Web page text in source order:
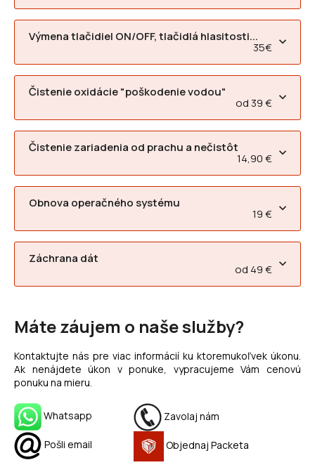
Výmena tlačidiel ON/OFF, tlačidlá hlasitosti...
35€
Čistenie oxidácie "poškodenie vodou"
od 39 €
Čistenie zariadenia od prachu a nečistôt
14,90 €
Obnova operačného systému
19 €
Záchrana dát
od 49 €
Máte záujem o naše služby?
Kontaktujte nás pre viac informácií ku ktoremukoľvek úkonu.
Ak nenájdete úkon v ponuke, vypracujeme Vám cenovú
ponuku na mieru.
Whatsapp Zavolaj nám
Pošli email Objednaj Packeta